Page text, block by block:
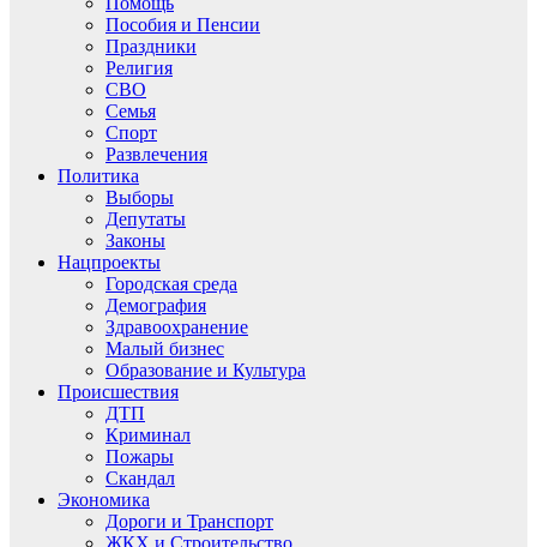
Пособия и Пенсии
Праздники
Религия
СВО
Семья
Спорт
Развлечения
Политика
Выборы
Депутаты
Законы
Нацпроекты
Городская среда
Демография
Здравоохранение
Малый бизнес
Образование и Культура
Происшествия
ДТП
Криминал
Пожары
Скандал
Экономика
Дороги и Транспорт
ЖКХ и Строительство